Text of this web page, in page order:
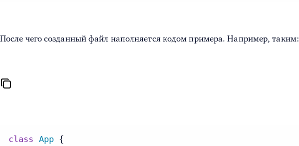
После чего созданный файл наполняется кодом примера. Например, таким:
class App {